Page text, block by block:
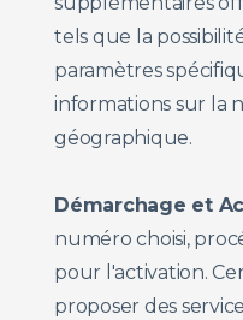
tels que la
paramètres
informations sur la
géographique.
Démarchage et
numéro choisi,
pour l'activation.
proposer des